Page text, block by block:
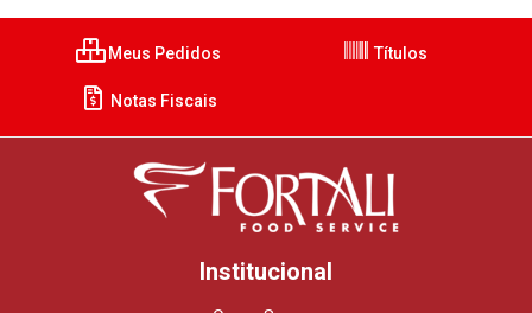
Meus Pedidos Títulos
Notas Fiscais
Institucional